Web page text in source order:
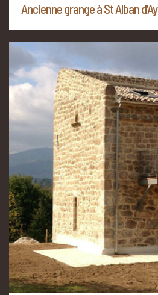
Ancienne grange à St Alban d’Ay